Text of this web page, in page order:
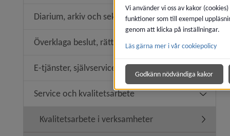
Diarium, arkiv och sekretess
Överklaga beslut, rättssäkerhet
E-tjänster, självservice
Service och kvalitetsarbete
Kvalitetsarbete i verksamheter
Vi använder vi oss av kakor
funktioner som till exempel
genom att klicka på inställningar.
Läs gärna mer i vår cookiepolicy
Godkänn nödvändiga kakor